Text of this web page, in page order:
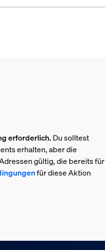
erforderlich. Du solltest
erhalten, aber die
gültig, die bereits für
für diese Aktion